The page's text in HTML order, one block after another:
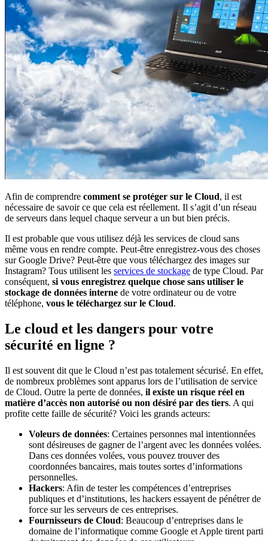
Afin de comprendre comment se protéger sur le Cloud, il est
nécessaire de savoir ce que cela est réellement. Il s’agit d’un réseau
de serveurs dans lequel chaque serveur a un but bien précis.
Il est probable que vous utilisez déjà les services de cloud sans
même vous en rendre compte. Peut-être enregistrez-vous des choses
sur Google Drive? Peut-être que vous téléchargez des images sur
Instagram? Tous utilisent les services de stockage de type Cloud. Par
conséquent, si vous enregistrez quelque chose sans utiliser le
stockage de données interne de votre ordinateur ou de votre
téléphone, vous le téléchargez sur le Cloud.
Le cloud et les dangers pour votre
sécurité en ligne ?
Il est souvent dit que le Cloud n’est pas totalement sécurisé. En effet,
de nombreux problèmes sont apparus lors de l’utilisation de service
de Cloud. Outre la perte de données, il existe un risque réel en
matière d’accès non autorisé ou non désiré par des tiers. A qui
profite cette faille de sécurité? Voici les grands acteurs:
Voleurs de données: Certaines personnes mal intentionnées
sont désireuses de gagner de l’argent avec les données volées.
Dans ces données volées, vous pouvez trouver des
coordonnées bancaires, mais toutes sortes d’informations
personnelles.
Hackers: Afin de tester les compétences d’entreprises
publiques et d’institutions, les hackers essayent de pénétrer de
force sur les serveurs de ces entreprises.
Fournisseurs de Cloud: Beaucoup d’entreprises dans le
domaine de l’informatique comme Google et Apple tirent parti